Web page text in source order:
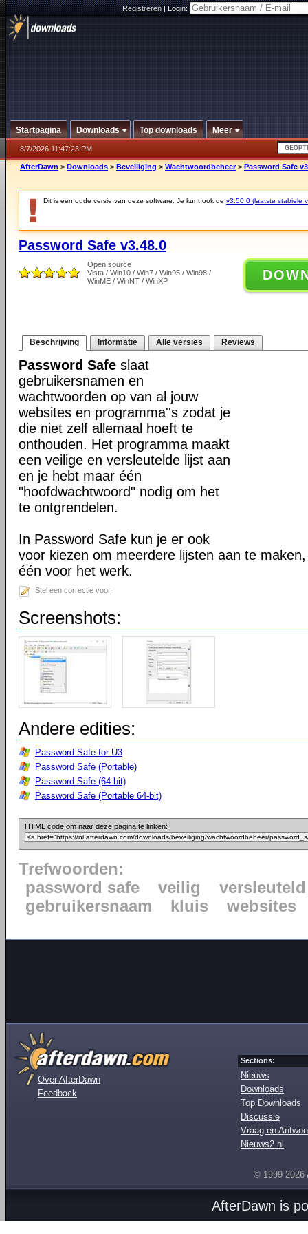
Registreren|Login:
Startpagina Downloads Top downloads Meer
8/7/2026 11:47:23 PM
AfterDawn > Downloads > Beveiliging > Wachtwoordbeheer > Password Safe
Dit is een oude versie van deze software. Je kunt ook de v3.50.0 (laatste stabiele
Password Safe v3.48.0
Open source
Vista / Win10 / Win7 / Win95 / Win98 /
WinME / WinNT / WinXP
Beschrijving Informatie Alle versies Reviews
Password Safe slaat
gebruikersnamen en
wachtwoorden op van al jouw
websites en programma''s zodat je
die niet zelf allemaal hoeft te
onthouden. Het programma maakt
een veilige en versleutelde lijst aan
en je hebt maar één
"hoofdwachtwoord" nodig om het
te ontgrendelen.
In Password Safe kun je er ook
voor kiezen om meerdere lijsten aan te
één voor het werk.
Stel een correctie voor
Screenshots:
Andere edities:
Password Safe for U3
Password Safe (Portable)
Password Safe (64-bit)
Password Safe (Portable 64-bit)
HTML code om naar deze pagina te linken:
Trefwoorden:
password safe
veilig
versleuteld
gebruikersnaam
kluis websites
Over AfterDawn
Feedback
Sections:
Nieuws
Downloads
Top Downloads
Discussie
Vraag en
Nieuws2.nl
© 1999-2026
AfterDawn is